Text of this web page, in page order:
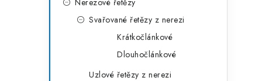
Nerezové řetězy
Svařované řetězy z nerezi
Krátkočlánkové
Dlouhočlánkové
Uzlové řetězy z nerezi